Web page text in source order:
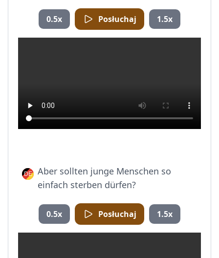
0.5x Posłuchaj 1.5x
Aber sollten junge Menschen so
einfach sterben dürfen?
0.5x Posłuchaj 1.5x